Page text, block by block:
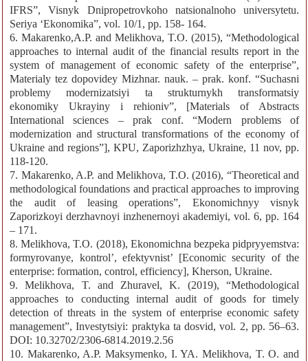
IFRS”, Visnyk Dnipropetrovkoho natsionalnoho universytetu.
Seriya ‘Ekonomika”, vol. 10/1, pp. 158- 164.
6. Makarenko,A.P. and Melikhova, T.O. (2015), “Methodological
approaches to internal audit of the financial results report in the
system of management of economic safety of the enterprise”,
Materialy tez dopovidey Mizhnar. nauk. – prak. konf. “Suchasni
problemy modernizatsiyi ta strukturnykh transformatsiy
ekonomiky Ukrayiny i rehioniv”, [Materials of Abstracts
International sciences – prak conf. “Modern problems of
modernization and structural transformations of the economy of
Ukraine and regions”], KPU, Zaporizhzhya, Ukraine, 11 nov, pp.
118-120.
7. Makarenko, A.P. and Melikhova, T.O. (2016), “Theoretical and
methodological foundations and practical approaches to improving
the audit of leasing operations”, Ekonomichnyy visnyk
Zaporizkoyi derzhavnoyi inzhenernoyi akademiyi, vol. 6, pp. 164
– 171.
8. Melikhova, T.O. (2018), Ekonomichna bezpeka pidpryyemstva:
formyrovanye, kontrol’, efektyvnist’ [Economic security of the
enterprise: formation, control, efficiency], Kherson, Ukraine.
9. Melikhova, T. and Zhuravel, K. (2019), “Methodological
approaches to conducting internal audit of goods for timely
detection of threats in the system of enterprise economic safety
management”, Investytsiyi: praktyka ta dosvid, vol. 2, pp. 56–63.
DOI: 10.32702/2306-6814.2019.2.56
10. Makarenko, A.P. Maksymenko, I. YA. Melikhova, T. O. аnd